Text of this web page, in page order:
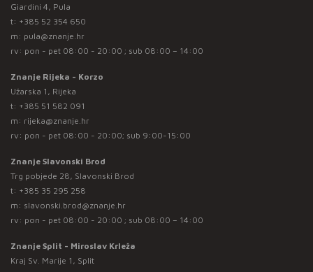
Giardini 4, Pula
t: +385 52 354 650
m: pula@znanje.hr
rv: pon - pet 08:00 - 20:00 ; sub 08:00 – 14:00
Znanje Rijeka - Korzo
Užarska 1, Rijeka
t: +385 51 582 091
m: rijeka@znanje.hr
rv: pon - pet 08:00 - 20:00; sub 9:00-15:00
Znanje Slavonski Brod
Trg pobjede 28, Slavonski Brod
t: +385 35 295 258
m: slavonski.brod@znanje.hr
rv: pon - pet 08:00 - 20:00 ; sub 08:00 – 14:00
Znanje Split - Miroslav Krleža
Kraj Sv. Marije 1, Split